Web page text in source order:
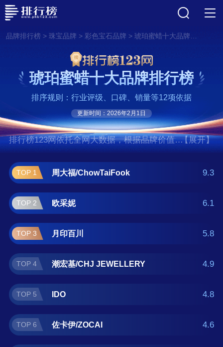
品牌排行榜> 珠宝品牌 > 彩色宝石品牌 > 琥珀蜜蜡十大品牌排行榜
琥珀蜜蜡十大品牌排行榜
排序规则：行业评级、口碑、销量等12项依据
更新时间：2026年2月1日
排行榜123网依托全网大数据，根据品牌价值、
口碑评价等多项指数评选出了琥珀蜜蜡十大品
牌排行榜,前十名分别是周大福/ChowTaiFook、
欧采妮、月印百川、潮宏基/CHJ
JEWELLERY、IDO、佐卡伊/ZOCAI、石玥珠
宝/shiyuezhubao、和乾玉、御玉华庭、慈元
阁。如果您正在查找琥珀蜜蜡什么牌子好？那
么本琥珀蜜蜡十大品牌榜单可供您作为选购参
考，我们致力于用最真实的用户数据推荐口碑
最好的琥珀蜜蜡品牌，让您选得放心。(榜单每
【展开】
TOP 1 周大福/ChowTaiFook 9.3
TOP 2 欧采妮 6.1
TOP 3 月印百川 5.8
TOP 4 潮宏基/CHJ JEWELLERY 4.9
TOP 5 IDO 4.8
TOP 6 佐卡伊/ZOCAI 4.6